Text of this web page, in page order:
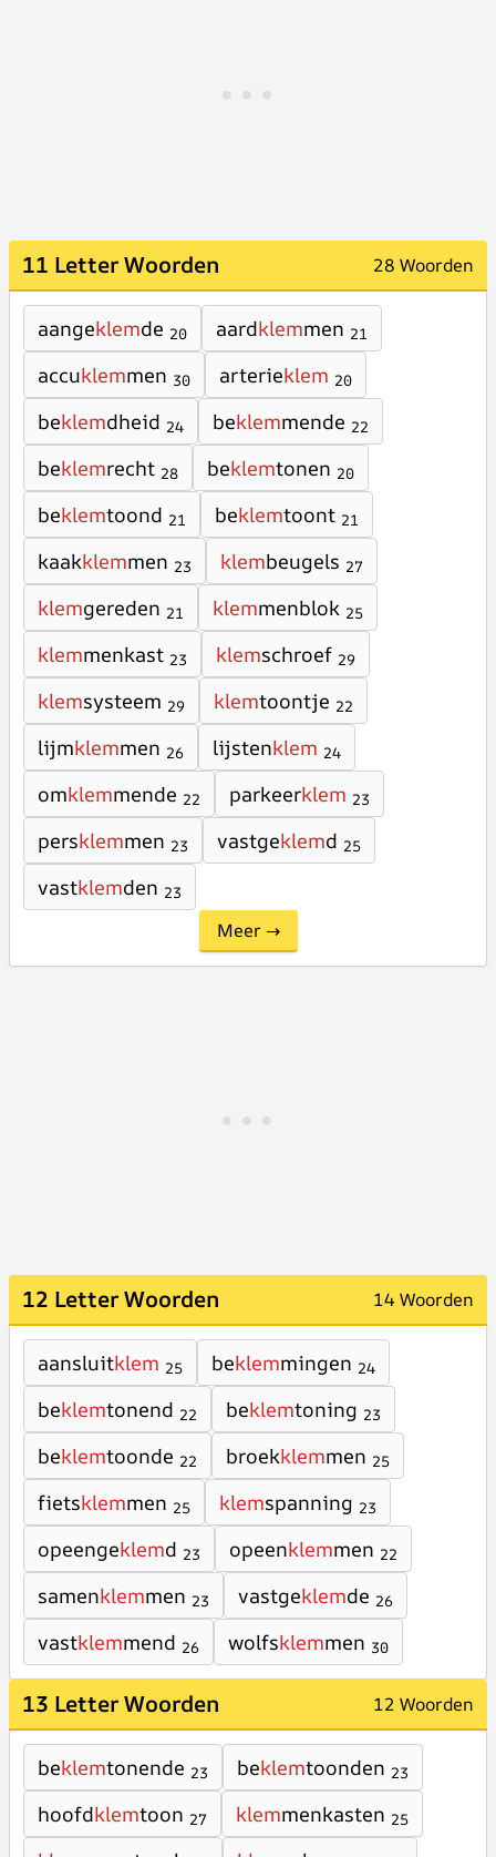
11 Letter Woorden 28 Woorden
aangeklemde 20 aardklemmen 21
accuklemmen 30 arterieklem 20
beklemdheid 24 beklemmende 22
beklemrecht 28 beklemtonen 20
beklemtoond 21 beklemtoont 21
kaakklemmen 23 klembeugels 27
klemgereden 21 klemmenblok 25
klemmenkast 23 klemschroef 29
klemsysteem 29 klemtoontje 22
lijmklemmen 26 lijstenklem 24
omklemmende 22 parkeerklem 23
persklemmen 23 vastgeklemd 25
vastklemden 23
Meer →
12 Letter Woorden 14 Woorden
aansluitklem 25 beklemmingen 24
beklemtonend 22 beklemtoning 23
beklemtoonde 22 broekklemmen 25
fietsklemmen 25 klemspanning 23
opeengeklemd 23 opeenklemmen 22
samenklemmen 23 vastgeklemde 26
vastklemmend 26 wolfsklemmen 30
13 Letter Woorden 12 Woorden
beklemtonende 23 beklemtoonden 23
hoofdklemtoon 27 klemmenkasten 25